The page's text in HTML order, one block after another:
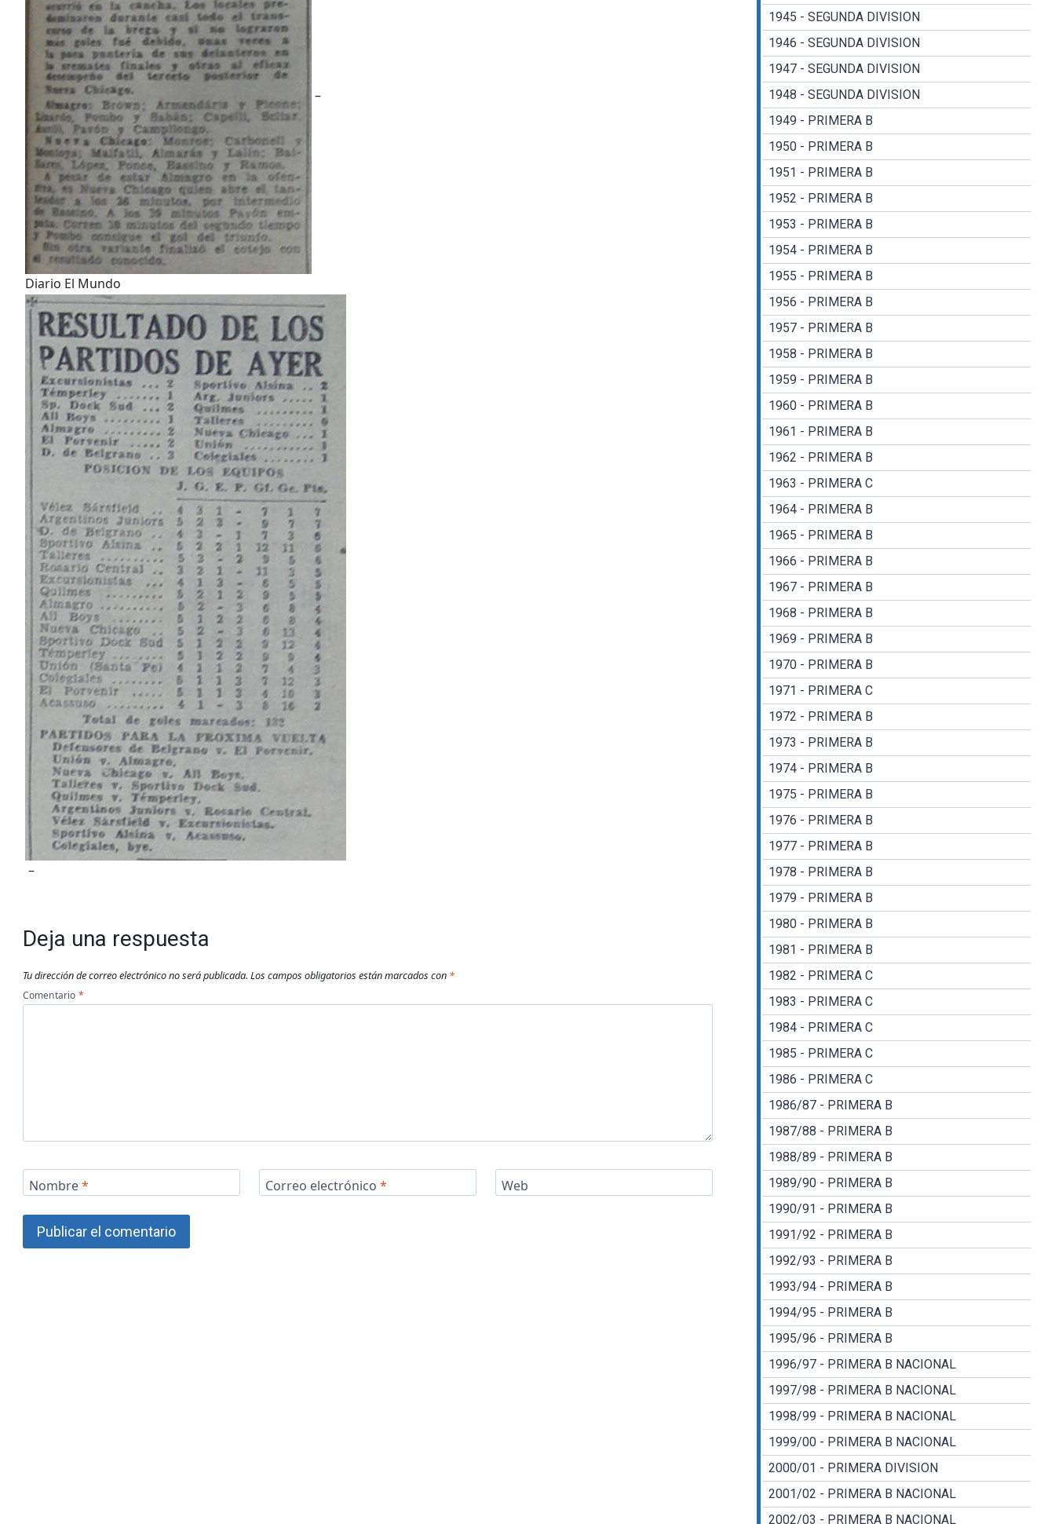
–
Diario El Mundo
–
Deja una respuesta
Tu dirección de correo electrónico no será publicada. Los campos obligatorios están marcados con *
Comentario *
Nombre* Correo electrónico * Web
1945 - SEGUNDA DIVISION
1946 - SEGUNDA DIVISION
1947 - SEGUNDA DIVISION
1948 - SEGUNDA DIVISION
1949 - PRIMERA B
1950 - PRIMERA B
1951 - PRIMERA B
1952 - PRIMERA B
1953 - PRIMERA B
1954 - PRIMERA B
1955 - PRIMERA B
1956 - PRIMERA B
1957 - PRIMERA B
1958 - PRIMERA B
1959 - PRIMERA B
1960 - PRIMERA B
1961 - PRIMERA B
1962 - PRIMERA B
1963 - PRIMERA C
1964 - PRIMERA B
1965 - PRIMERA B
1966 - PRIMERA B
1967 - PRIMERA B
1968 - PRIMERA B
1969 - PRIMERA B
1970 - PRIMERA B
1971 - PRIMERA C
1972 - PRIMERA B
1973 - PRIMERA B
1974 - PRIMERA B
1975 - PRIMERA B
1976 - PRIMERA B
1977 - PRIMERA B
1978 - PRIMERA B
1979 - PRIMERA B
1980 - PRIMERA B
1981 - PRIMERA B
1982 - PRIMERA C
1983 - PRIMERA C
1984 - PRIMERA C
1985 - PRIMERA C
1986 - PRIMERA C
1986/87 - PRIMERA B
1987/88 - PRIMERA B
1988/89 - PRIMERA B
1989/90 - PRIMERA B
1990/91 - PRIMERA B
1991/92 - PRIMERA B
1992/93 - PRIMERA B
1993/94 - PRIMERA B
1994/95 - PRIMERA B
1995/96 - PRIMERA B
1996/97 - PRIMERA B NACIONAL
1997/98 - PRIMERA B NACIONAL
1998/99 - PRIMERA B NACIONAL
1999/00 - PRIMERA B NACIONAL
2000/01 - PRIMERA DIVISION
2001/02 - PRIMERA B NACIONAL
2002/03 - PRIMERA B NACIONAL